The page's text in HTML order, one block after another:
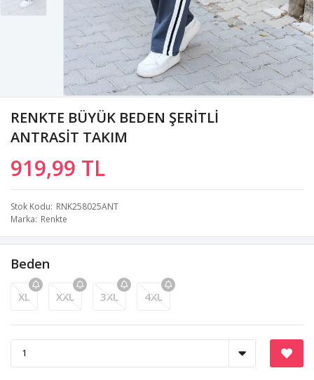
RENKTE BÜYÜK BEDEN ŞERİTLİ
ANTRASİT TAKIM
919,99 TL
Stok Kodu RNK258025ANT
Marka Renkte
Beden
XL XXL 3XL 4XL